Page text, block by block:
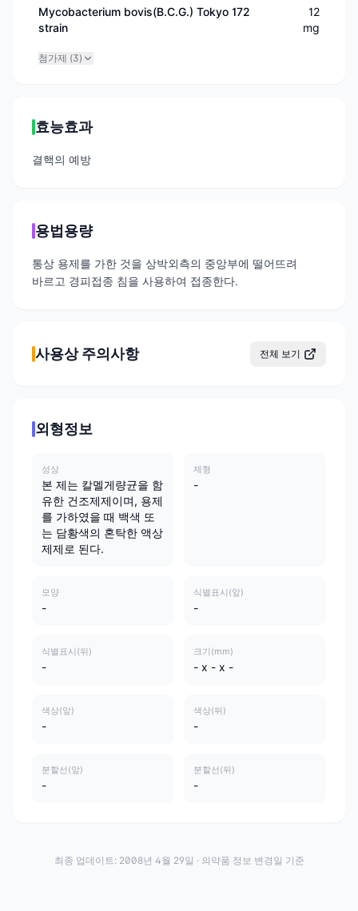
Mycobacterium bovis(B.C.G.) Tokyo 172
strain
12
mg
첨가제 (3)
효능효과
결핵의 예방
용법용량
통상 용제를 가한 것을 상박외측의 중앙부에 떨어뜨려
바르고 경피접종 침을 사용하여 접종한다.
사용상 주의사항 전체 보기
외형정보
성상
본 제는 칼멜게량균을 함
유한 건조제제이며, 용제
를 가하였을 때 백색 또
는 담황색의 혼탁한 액상
제제로 된다.
제형
-
모양
-
식별표시(앞)
-
식별표시(뒤)
-
크기(mm)
- x - x -
색상(앞)
-
색상(뒤)
-
분할선(앞)
-
분할선(뒤)
-
최종 업데이트: 2008년 4월 29일 · 의약품 정보 변경일 기준